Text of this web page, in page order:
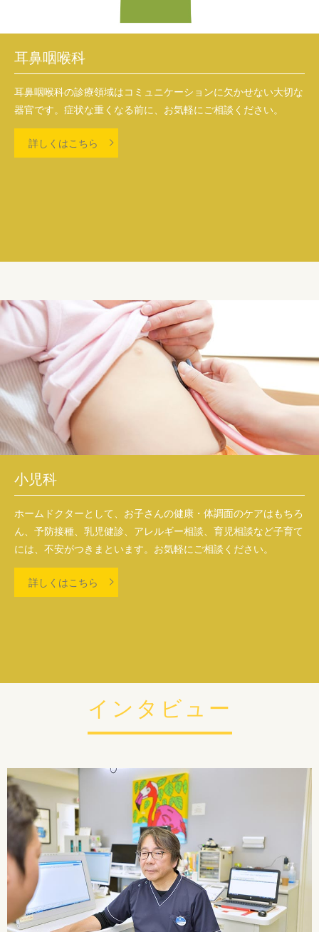
耳鼻咽喉科
耳鼻咽喉科の診療領域はコミュニケーションに欠かせない大切な
器官です。症状な重くなる前に、お気軽にご相談ください。
詳しくはこちら
小児科
ホームドクターとして、お子さんの健康・体調面のケアはもちろ
ん、予防接種、乳児健診、アレルギー相談、育児相談など子育て
には、不安がつきまといます。お気軽にご相談ください。
詳しくはこちら
インタビュー